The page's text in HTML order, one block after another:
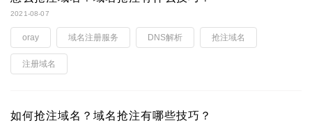
2021-08-07
oray 域名注册服务 DNS解析 抢注域名
注册域名
如何抢注域名？域名抢注有哪些技巧？